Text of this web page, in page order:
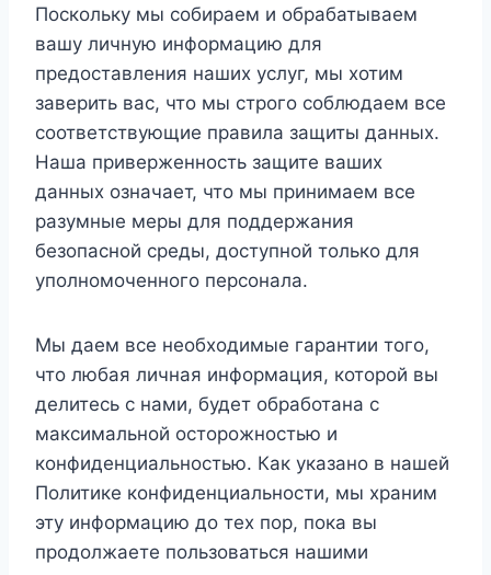
Поскольку мы собираем и обрабатываем
вашу личную информацию для
предоставления наших услуг, мы хотим
заверить вас, что мы строго соблюдаем все
соответствующие правила защиты данных.
Наша приверженность защите ваших
данных означает, что мы принимаем все
разумные меры для поддержания
безопасной среды, доступной только для
уполномоченного персонала.
Мы даем все необходимые гарантии того,
что любая личная информация, которой вы
делитесь с нами, будет обработана с
максимальной осторожностью и
конфиденциальностью. Как указано в нашей
Политике конфиденциальности, мы храним
эту информацию до тех пор, пока вы
продолжаете пользоваться нашими